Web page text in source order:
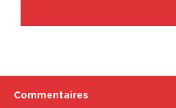
Commentaires